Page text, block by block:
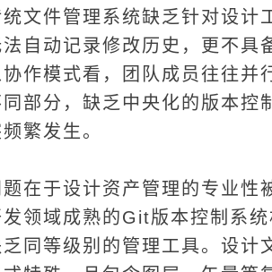
文件管理系统缺乏针对设计
自动记录修改历史，更不具
作模式看，团队成员往往并
部分，缺乏中央化的版本控
繁发生。
在于设计资产管理的专业性
领域成熟的Git版本控制系
同等级别的管理工具。设计